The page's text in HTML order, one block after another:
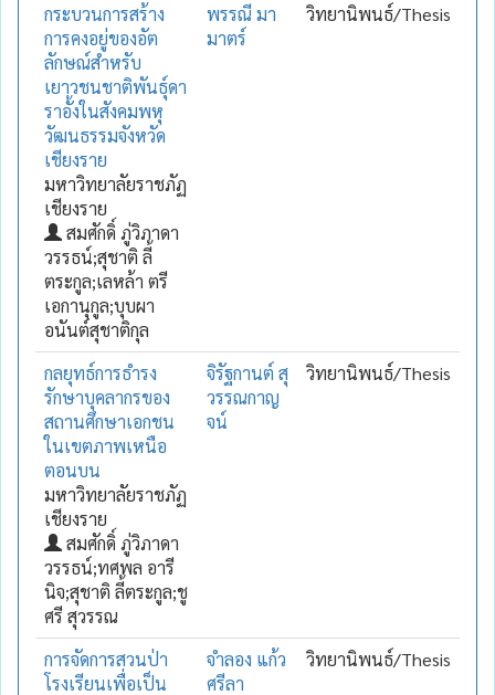
กระบวนการสร้าง
การคงอยู่ของอัต
ลักษณ์สำหรับ
เยาวชนชาติพันธุ์ดา
ราอั้งในสังคมพหุ
วัฒนธรรมจังหวัด
เชียงราย
มหาวิทยาลัยราชภัฏ
เชียงราย
สมศักดิ์ ภู่วิภาดา
วรรธน์;สุชาติ ลี้
ตระกูล;เลหล้า ตรี
เอกานุกูล;บุบผา
อนันต์สุชาติกุล
พรรณี มา
มาตร์
วิทยานิพนธ์/Thesis
กลยุทธ์การธำรง
รักษาบุคลากรของ
สถานศึกษาเอกชน
ในเขตภาพเหนือ
ตอนบน
มหาวิทยาลัยราชภัฏ
เชียงราย
สมศักดิ์ ภู่วิภาดา
วรรธน์;ทศพล อารี
นิจ;สุชาติ ลี้ตระกูล;ชู
ศรี สุวรรณ
จิรัฐกานต์ สุ
วรรณกาญ
จน์
วิทยานิพนธ์/Thesis
การจัดการสวนป่า
โรงเรียนเพื่อเป็น
จำลอง แก้ว
ศรีลา
วิทยานิพนธ์/Thesis